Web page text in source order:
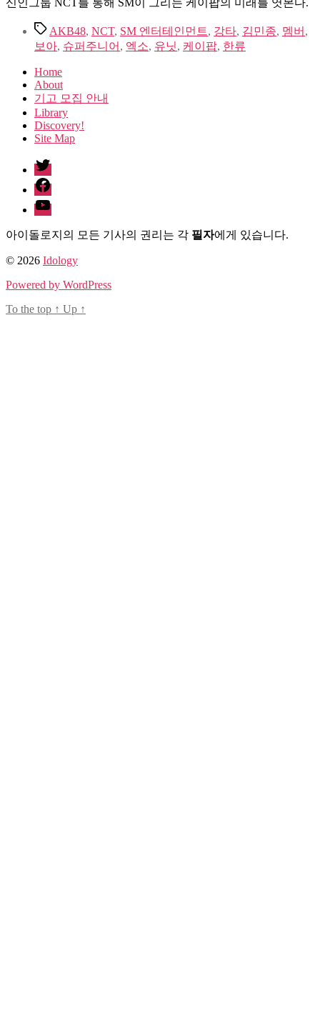
TagsAKB48, NCT, SM 엔터테인먼트, 강타, 김민종, 멤버 ,
보아, 슈퍼주니어 , 엑소, 유닛, 케이팝, 한류
Home
About
기고 모집 안내
Library
Discovery!
Site Map
twitter
facebook
Youtube
아이돌로지의 모든 기사의 권리는 각 필자에게 있습니다.
© 2026 Idology
Powered by WordPress
To the top ↑ Up ↑